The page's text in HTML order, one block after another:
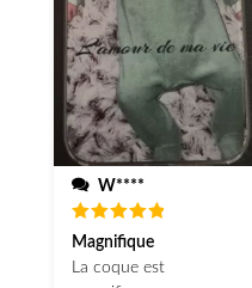
W****
Note5
sur 5
Magnifique
La coque est